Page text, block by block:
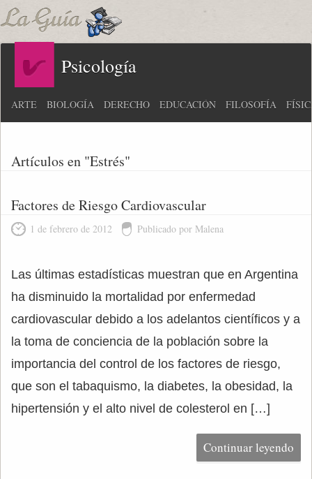
Psicología
ARTE BIOLOGÍA DERECHO EDUCACIÓN FILOSOFÍA
Artículos en "Estrés"
Factores de Riesgo Cardiovascular
1 de febrero de 2012 Publicado por Malena
Las últimas estadísticas muestran que en Argentina
ha disminuido la mortalidad por enfermedad
cardiovascular debido a los adelantos científicos y a
la toma de conciencia de la población sobre la
importancia del control de los factores de riesgo,
que son el tabaquismo, la diabetes, la obesidad, la
hipertensión y el alto nivel de colesterol en […]
Continuar leyendo